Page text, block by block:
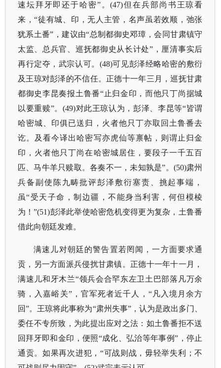
速坛拜牙即还于哈密”。(47)但在兵部尚书王琼看
来，“徒有城、印，无人主管，名声虽若效顺，弛张
犹系土番”，建议由“总制都御史邓璋，会同甘肃镇守
太监、总兵官、巡抚都御史从长计处”，厘清事实后
再行定夺，武宗认可。(48)可见彭泽经略哈密的敷衍
及王琼对彭泽的不信任。正德十一年三月，巡抚甘肃
都御史李昆奏报土鲁番“止归金印，而他只丁尚据城
以要重赎”。(49)对此王琼认为，彭泽、李昆等“皆谓
哈密城、印俱已送归，火者他只丁亦取回土鲁番去
讫。及看今译出哈密写亦虎仙等禀帖，则谓止归金
印，火者他只丁尚在哈密城居住，要段子一千五百
匹、马牛羊只赎取。各奏不一，未知孰是”。(50)肃州
兵备副使陈九畴批评彭泽敷衍塞责、挑起事端，
虽“受天子命，制边疆，不能身当利害，何但模棱
为！”(51)彭泽此举使哈密危机变得更为复杂，土鲁番
借此向朝廷发难。
满速儿对朝廷的警告置若罔闻，一方面要求通
贡，另一方面派兵侵扰甘肃镇。正德十一年十一月，
满速儿和牙木兰“领兵会合罕东左卫土巴部落凡万余
骑，入嘉峪关”，官军死者近千人，“凡入境月余方
回”。王琼将此事称为“肃州失事”，认为是政出多门、
委任不专所致，为此提出应对之法：如土鲁番拒不送
回拜牙即和金印，便照“成化、弘治等年事例”，停止
通贡。如果再次进犯，“可战则战，毋轻举失利；不